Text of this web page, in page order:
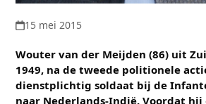
15 mei 2015
Wouter van der Meijden (86) uit
1949, na de tweede politionele
dienstplichtig soldaat bij de
naar Nederlands-Indië. Voordat